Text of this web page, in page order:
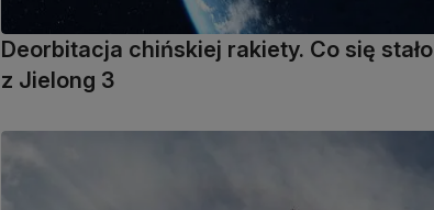
Deorbitacja chińskiej rakiety. Co się stało
z Jielong 3